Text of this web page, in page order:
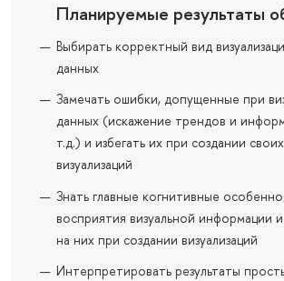
Планируемые результаты
Выбирать корректный вид
данных
Замечать ошибки, допущенные при
данных (искажение трендов и
т.д.) и избегать их при создании своих
визуализаций
Знать главные когнитивные
восприятия визуальной информации
на них при создании визуализаций
Интерпретировать результаты